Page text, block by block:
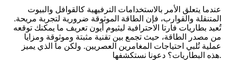
عندما يتعلق الأمر بالاستخدامات الترفيهية كالقوافل والبيوت
المتنقلة والقوارب، فإن الطاقة الموثوقة ضرورية لتجربة مريحة.
تُعيد بطاريات فارتا الاحترافية ليثيوم أيون تعريف ما يمكنك توقعه
من مصدر الطاقة، حيث تجمع بين تقنية مثبتة وموثوقة ومزايا
عملية تُلبي احتياجات المغامرين العصريين. ولكن ما الذي يميز
هذه البطاريات؟ دعونا نستكشفها.